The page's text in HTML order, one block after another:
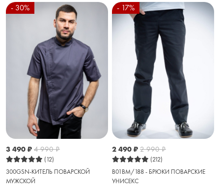
- 30%
3 490 ₽ 4 990₽
(12)
300GSN-КИТЕЛЬ ПОВАРСКОЙ
МУЖСКОЙ
- 17%
2 490 ₽ 2 990₽
(212)
B01BM/188 - БРЮКИ ПОВАРСКИЕ
УНИСЕКС